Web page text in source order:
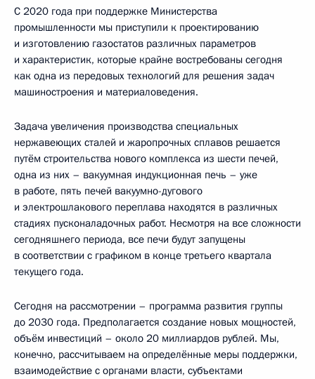
С 2020 года при поддержке Министерства
промышленности мы приступили к проектированию
и изготовлению газостатов различных параметров
и характеристик, которые крайне востребованы сегодня
как одна из передовых технологий для решения задач
машиностроения и материаловедения.
Задача увеличения производства специальных
нержавеющих сталей и жаропрочных сплавов решается
путём строительства нового комплекса из шести печей,
одна из них – вакуумная индукционная печь – уже
в работе, пять печей вакуумно-дугового
и электрошлакового переплава находятся в различных
стадиях пусконаладочных работ. Несмотря на все сложности
сегодняшнего периода, все печи будут запущены
в соответствии с графиком в конце третьего квартала
текущего года.
Сегодня на рассмотрении – программа развития группы
до 2030 года. Предполагается создание новых мощностей,
объём инвестиций – около 20 миллиардов рублей. Мы,
конечно, рассчитываем на определённые меры поддержки,
взаимодействие с органами власти, субъектами